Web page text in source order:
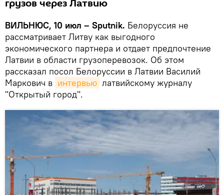
грузов через Латвию
ВИЛЬНЮС, 10 июл – Sputnik. Белоруссия не
рассматривает Литву как выгодного
экономического партнера и отдает предпочтение
Латвии в области грузоперевозок. Об этом
рассказал посол Белоруссии в Латвии Василий
Маркович в интервью латвийскому журналу
"Открытый город".